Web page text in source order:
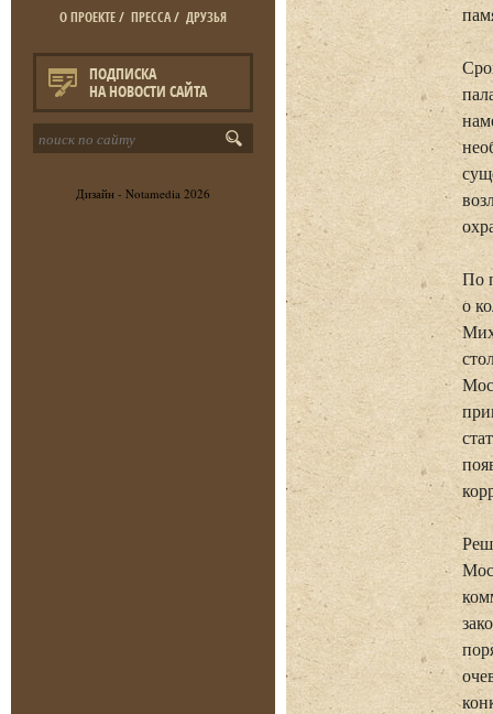
О ПРОЕКТЕ/ ПРЕССА/ ДРУЗЬЯ
ПОДПИСКА
НА НОВОСТИ САЙТА
Дизайн - Notamedia 2026
По
о